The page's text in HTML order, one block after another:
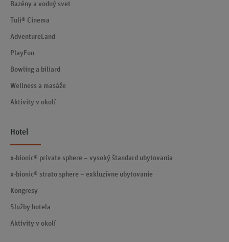
Bazény a vodný svet
Tuli® Cinema
AdventureLand
PlayFun
Bowling a biliard
Wellness a masáže
Aktivity v okolí
Hotel
x-bionic® private sphere – vysoký štandard ubytovania
x-bionic® strato sphere – exkluzívne ubytovanie
Kongresy
Služby hotela
Aktivity v okolí